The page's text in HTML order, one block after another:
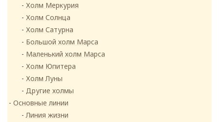
Холм Меркурия
Холм Солнца
Холм Сатурна
Большой холм Марса
Маленький холм Марса
Холм Юпитера
Холм Луны
Другие холмы
Основные линии
Линия жизни